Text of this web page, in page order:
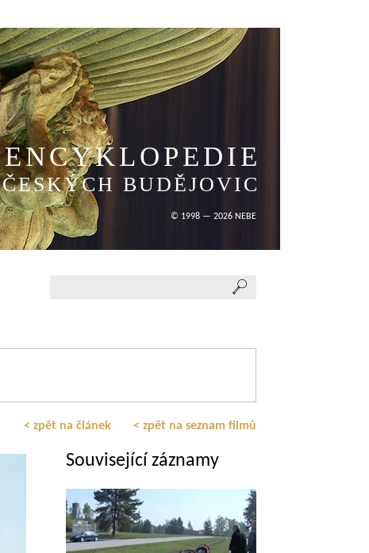
ENCYKLOPEDIE
ČESKÝCH BUDĚJOVIC
© 1998 — 2026 NEBE
< zpět na článek < zpět na seznam filmů
Související záznamy